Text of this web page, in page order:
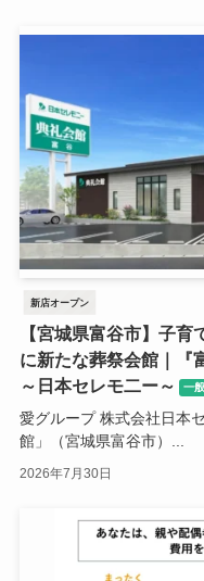
新店オープン
【宮城県富谷市】子
に新たな葬祭会館｜『
～日本セレモ二ー～
一
愛グループ 株式会社日本
館」（宮城県富谷市）...
2026年7月30日